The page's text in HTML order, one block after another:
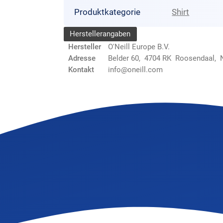
Produktkategorie Shirt
Herstellerangaben
Hersteller
O'Neill Europe B.V.
Adresse
Belder 60, 4704 RK Roosendaal,
Kontakt
info@oneill.com